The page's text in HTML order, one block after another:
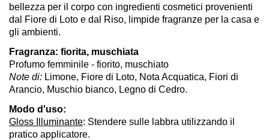
bellezza per il corpo con ingredienti cosmetici provenienti
dal Fiore di Loto e dal Riso, limpide fragranze per la casa e
gli ambienti.
Fragranza: fiorita, muschiata
Profumo femminile - fiorito, muschiato
Note di: Limone, Fiore di Loto, Nota Acquatica, Fiori di
Arancio, Muschio bianco, Legno di Cedro.
Modo d'uso:
Gloss Illuminante: Stendere sulle labbra utilizzando il
pratico applicatore.